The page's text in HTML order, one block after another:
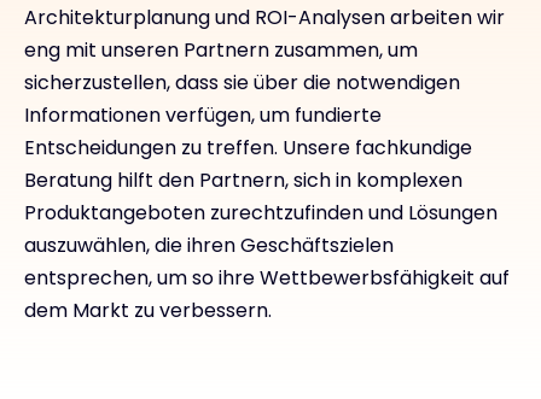
Architekturplanung und ROI-Analysen arbeiten wir
eng mit unseren Partnern zusammen, um
sicherzustellen, dass sie über die notwendigen
Informationen verfügen, um fundierte
Entscheidungen zu treffen. Unsere fachkundige
Beratung hilft den Partnern, sich in komplexen
Produktangeboten zurechtzufinden und Lösungen
auszuwählen, die ihren Geschäftszielen
entsprechen, um so ihre Wettbewerbsfähigkeit auf
dem Markt zu verbessern.